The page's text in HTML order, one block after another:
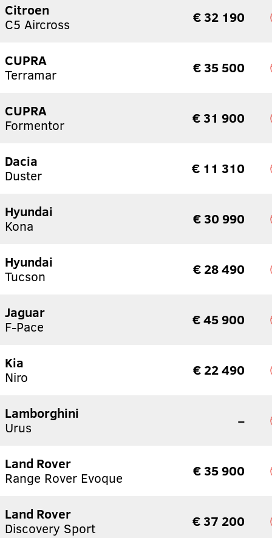
Citroen
C5 Aircross
€ 32 190
CUPRA
Terramar
€ 35 500
CUPRA
Formentor
€ 31 900
Dacia
Duster
€ 11 310
Hyundai
Kona
€ 30 990
Hyundai
Tucson
€ 28 490
Jaguar
F-Pace
€ 45 900
Kia
Niro
€ 22 490
Lamborghini
Urus
–
Land Rover
Range Rover Evoque
€ 35 900
Land Rover
Discovery Sport
€ 37 200